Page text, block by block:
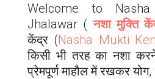
Welcome to
Jhalawar (नशा मुक्ति
केंद्र (Nasha Mukti
किसी भी तरह का नशा
प्रेमपूर्ण माहौल में रखकर योग,